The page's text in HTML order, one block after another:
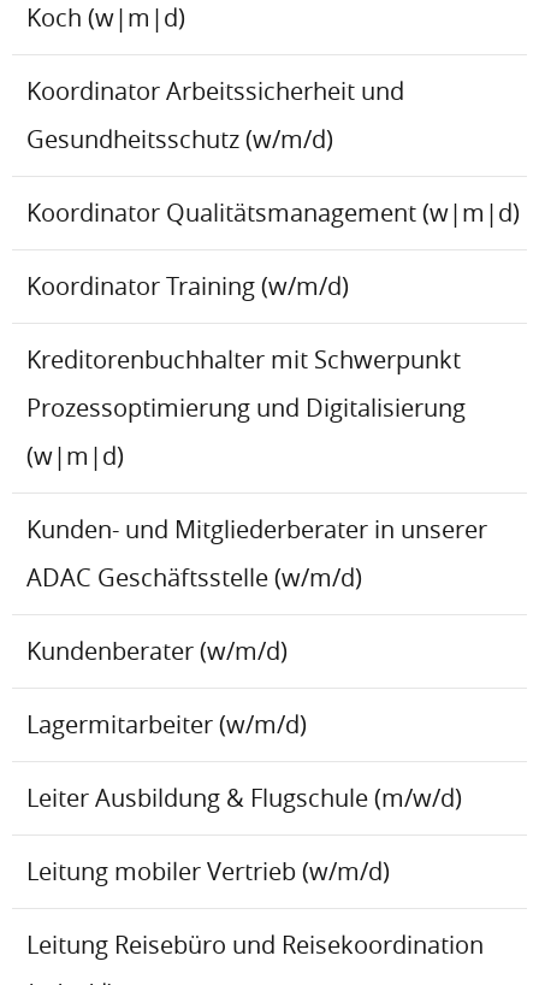
Koch (w|m|d)
Koordinator Arbeitssicherheit und
Gesundheitsschutz (w/m/d)
Koordinator Qualitätsmanagement (w|m|d)
Koordinator Training (w/m/d)
Kreditorenbuchhalter mit Schwerpunkt
Prozessoptimierung und Digitalisierung
(w|m|d)
Kunden- und Mitgliederberater in unserer
ADAC Geschäftsstelle (w/m/d)
Kundenberater (w/m/d)
Lagermitarbeiter (w/m/d)
Leiter Ausbildung & Flugschule (m/w/d)
Leitung mobiler Vertrieb (w/m/d)
Leitung Reisebüro und Reisekoordination